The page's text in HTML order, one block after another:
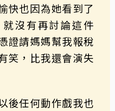
快也因為她看到了
沒有再討論這件
證請媽媽幫我報稅
笑，比我還會演失
後任何動作戲我也